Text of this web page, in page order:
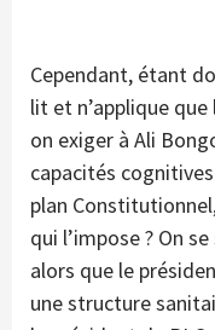
Cependant, étant
lit et n’applique
on exiger à Ali
capacités
plan
qui l’impose ? On
alors que le
une structure